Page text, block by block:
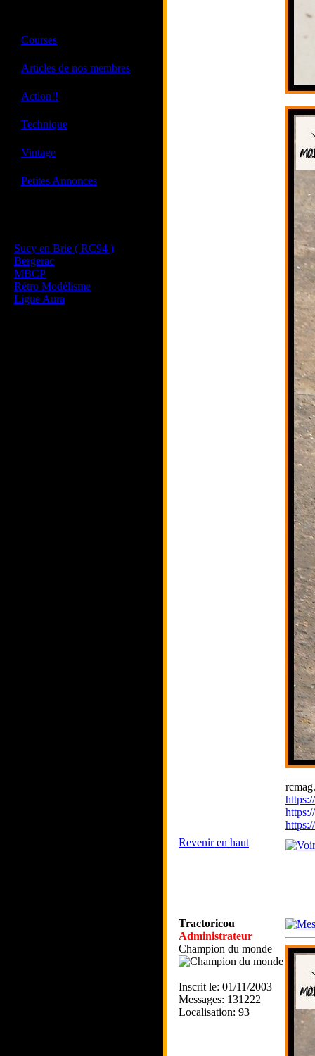
Courses
Articles de nos membres
Action!!
Technique
Vintage
Petites Annonces
Sucy en Brie ( RC94 )
Bergerac
MBCP
Rétro Modélisme
Ligue Aura
Revenir en haut
Tractoricou
Administrateur
Champion du monde
Inscrit le: 01/11/2003
Messages: 131222
Localisation: 93